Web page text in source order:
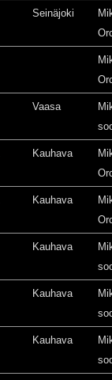
Seinäjoki
Vaasa
Kauhava
Kauhava
Kauhava
Kauhava
Kauhava